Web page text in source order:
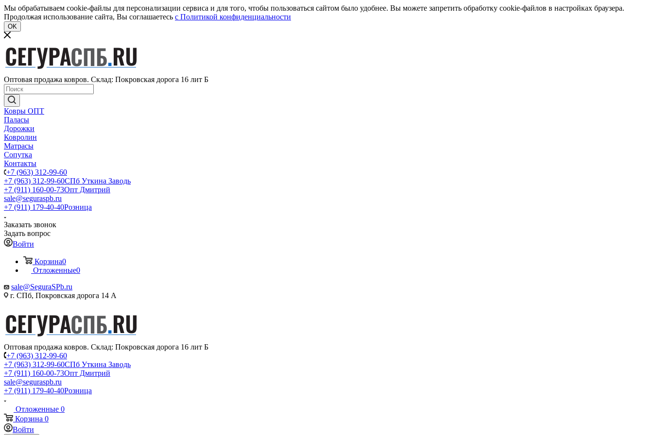
Мы обрабатываем cookie-файлы для персонализации сервиса и для того, чтобы пользоваться сайтом было удобнее. Вы можете запретить обработку cookie-файлов в настройках браузера.
Продолжая использование сайта, Вы соглашаетесь c Политикой конфиденциальности
OK
Оптовая продажа ковров. Склад: Покровская дорога 16 лит Б
Ковры ОПТ
Паласы
Дорожки
Ковролин
Матрасы
Сопутка
Контакты
+7 (963) 312-99-60
+7 (963) 312-99-60СПб Уткина Заводь
+7 (911) 160-00-73Опт Дмитрий
sale@seguraspb.ru
+7 (911) 179-40-40Розница
Заказать звонок
Задать вопрос
Войти
Корзина0
Отложенные0
sale@SeguraSPb.ru
г. СПб, Покровская дорога 14 А
Оптовая продажа ковров. Склад: Покровская дорога 16 лит Б
+7 (963) 312-99-60
+7 (963) 312-99-60СПб Уткина Заводь
+7 (911) 160-00-73Опт Дмитрий
sale@seguraspb.ru
+7 (911) 179-40-40Розница
Отложенные 0
Корзина 0
Войти